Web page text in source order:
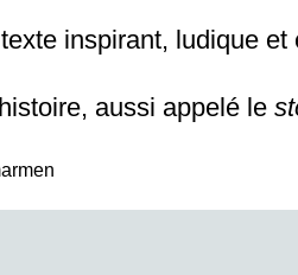
inspirant, ludique et
aussi appelé le